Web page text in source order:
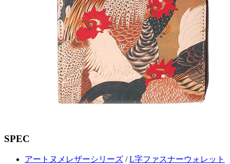
SPEC
アートヌメレザーシリーズ /L字ファスナーウォレット